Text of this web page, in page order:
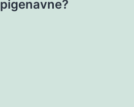
pigenavne?